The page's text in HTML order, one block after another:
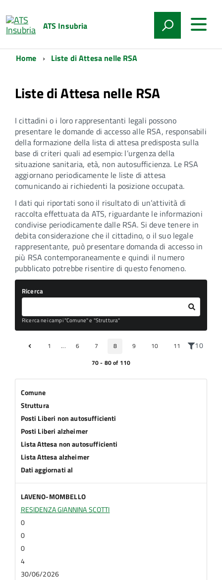
ATS Insubria
Home Liste di Attesa nelle RSA
Liste di Attesa nelle RSA
I cittadini o i loro rappresentanti legali possono
presentare le domande di accesso alle RSA, responsabili
della formazione della lista di attesa predisposta sulla
base di criteri quali ad esempio: l’urgenza della
situazione sanitaria, età, non autosufficienza. Le RSA
aggiornano periodicamente le liste di attesa
comunicando ai richiedenti la posizione occupata.
I dati qui riportati sono il risultato di un’attività di
raccolta effettuata da ATS, riguardante le informazioni
condivise periodicamente dalle RSA. Si deve tenere in
debita considerazione che il cittadino, o il suo legale
rappresentante, può presentare domanda di accesso in
più RSA contemporaneamente e quindi il numero
pubblicato potrebbe risentire di questo fenomeno.
Ricerca
Ricerca nei campi "Comune" e "Struttura"
1 ... 6 7 8 9 10 11 10
70 - 80 of 110
Comune
Struttura
Posti Liberi non autosufficienti
Posti Liberi alzheimer
Lista Attesa non autosufficienti
Lista Attesa alzheimer
Dati aggiornati al
LAVENO-MOMBELLO
RESIDENZA GIANNINA SCOTTI
0
0
0
4
30/06/2026